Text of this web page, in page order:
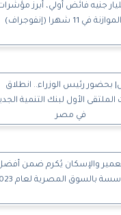
مليار جنيه فائض أولي، أبرز
في 11 شهرا (إنفوجراف)
بحضور رئيس الوزراء.. انطلاق
الملتقى الأول لبنك التنمية
في مصر
والإسكان يُكرم ضمن